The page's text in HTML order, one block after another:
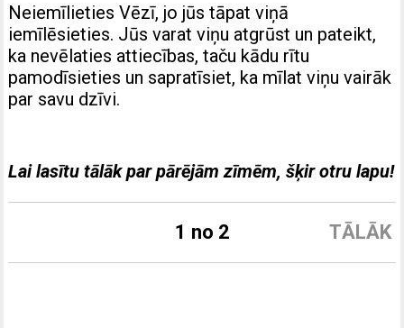
Neiemīlieties Vēzī, jo jūs tāpat viņā
iemīlēsieties. Jūs varat viņu atgrūst un pateikt,
ka nevēlaties attiecības, taču kādu rītu
pamodīsieties un sapratīsiet, ka mīlat viņu vairāk
par savu dzīvi.
Lai lasītu tālāk par pārējām zīmēm, šķir otru lapu!
TĀLĀK
1 no 2